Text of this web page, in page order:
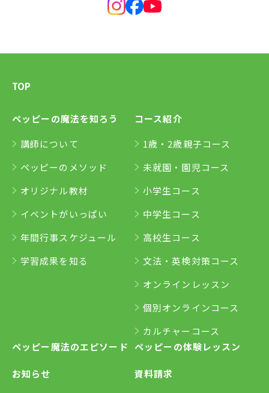
TOP
ペッピーの魔法を知ろう
講師について
ペッピーのメソッド
オリジナル教材
イベントがいっぱい
年間行事スケジュール
学習成果を知る
コース紹介
1歳・2歳親子コース
未就園・園児コース
小学生コース
中学生コース
高校生コース
文法・英検対策コース
オンラインレッスン
個別オンラインコース
カルチャーコース
ペッピー魔法のエピソード
お知らせ
ペッピーの体験レッスン
資料請求